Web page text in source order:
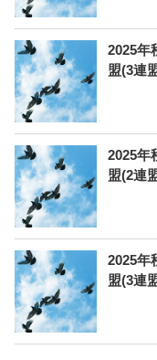
2025年
盟(3連
2025年
盟(2連
2025年
盟(3連